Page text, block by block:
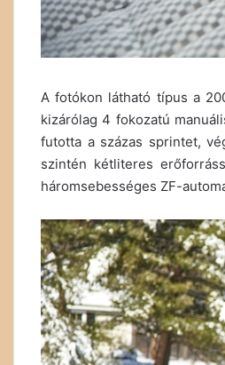
A fotókon látható típus a
kizárólag 4 fokozatú
futotta a százas sprintet,
szintén kétliteres
háromsebességes ZF-